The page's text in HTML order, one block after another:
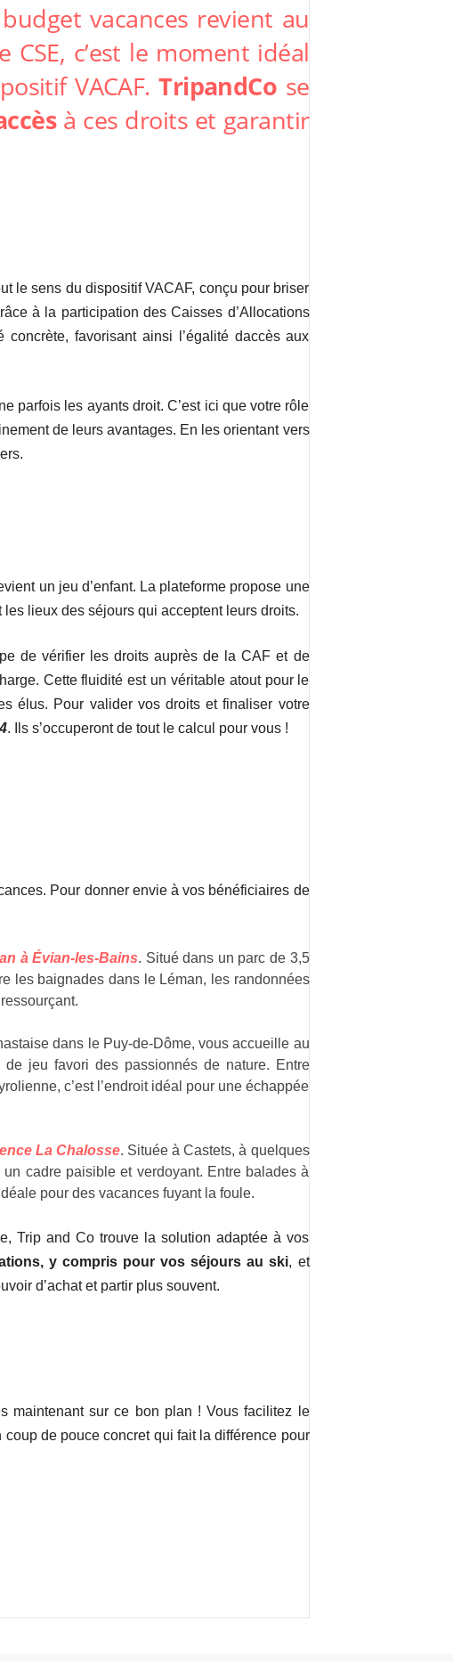
vacances revient au
c’est le moment idéal
VACAF.TripandCo se
à ces droits et garantir
le sens du dispositif VACAF, conçu pour briser
à la participation des Caisses d’Allocations
favorisant ainsi l’égalité daccès aux
parfois les ayants droit. C’est ici que votre rôle
de leurs avantages. En les orientant vers
un jeu d’enfant. La plateforme propose une
lieux des séjours qui acceptent leurs droits.
de vérifier les droits auprès de la CAF et de
Cette fluidité est un véritable atout pour le
élus. Pour valider vos droits et finaliser votre
. Ils s’occuperont de tout le calcul pour vous !
Pour donner envie à vos bénéficiaires de
à Évian-les-Bains. Situé dans un parc de 3,5
les baignades dans le Léman, les randonnées
dans le Puy-de-Dôme, vous accueille au
jeu favori des passionnés de nature. Entre
c’est l’endroit idéal pour une échappée
La Chalosse. Située à Castets, à quelques
cadre paisible et verdoyant. Entre balades à
pour des vacances fuyant la foule.
Trip and Co trouve la solution adaptée à vos
y compris pour vos séjours au ski, et
d’achat et partir plus souvent.
maintenant sur ce bon plan ! Vous facilitez le
de pouce concret qui fait la différence pour